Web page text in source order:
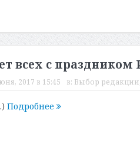
всех с
2017 в 15:45 в: Выбор редакции
Подробнее